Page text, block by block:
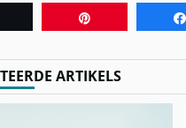
ARTIKELS